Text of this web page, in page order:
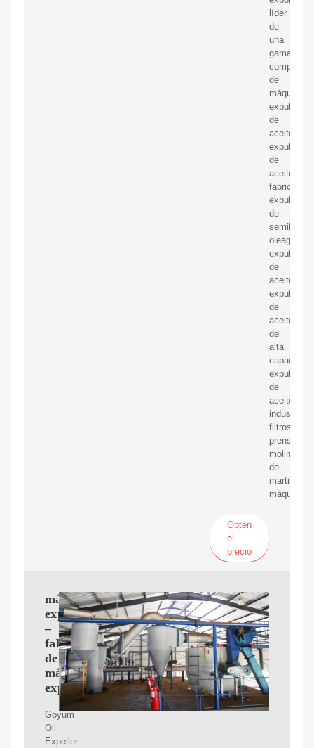
líder
de
una
gama
completa
de
máquinas
expulsoras
de
aceite,
expulsores
de
aceite
fabricados,
expulsores
de
semillas
expulsores
de
aceite,
expulsores
de
aceite
de
alta
capacidad,
expulsores
de
aceite
filtros
prensa,
molinos
de
martillos,
máquinas
Obtén
el
precio
máquina
expulsora
–
fabricante
de
máquinas
expulsoras
Goyum
Oil
Expeller